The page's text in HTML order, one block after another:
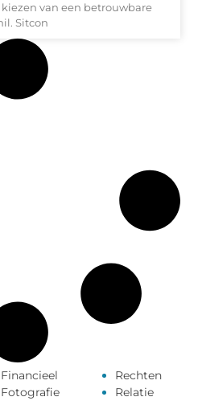
van een betrouwbare
Sitcon
Financieel
Fotografie
Rechten
Relatie